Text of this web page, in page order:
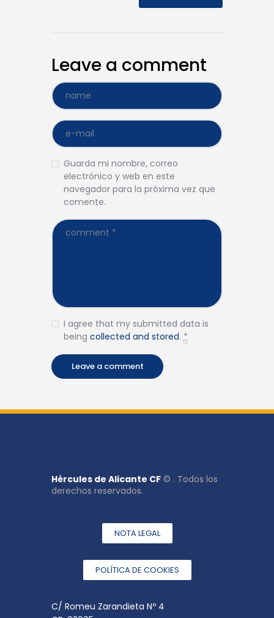
Leave a comment
Guarda mi nombre, correo
electrónico y web en este
navegador para la próxima vez que
comente.
I agree that my submitted data is
being collected and stored. *
Hércules de Alicante CF © . Todos los
derechos reservados.
NOTA LEGAL
POLÍTICA DE COOKIES
C/ Romeu Zarandieta Nº 4